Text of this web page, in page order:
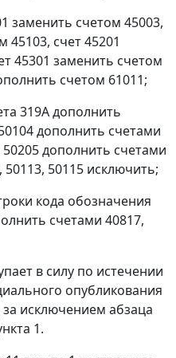
заменить счетом 45003,
45103, счет 45201
45301 заменить счетом
счетом 61011;
319А дополнить
дополнить счетами
50205 дополнить счетами
50113, 50115 исключить;
кода обозначения
счетами 40817,
в силу по истечении
опубликования
за исключением абзаца
1.